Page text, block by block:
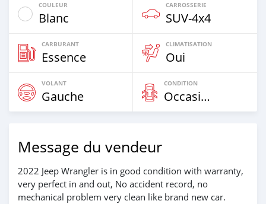
COULEUR
Blanc
CARROSSERIE
SUV‒4x4
CARBURANT
Essence
CLIMATISATION
Oui
VOLANT
Gauche
CONDITION
Occasion
Message du vendeur
2022 Jeep Wrangler is in good condition with warranty,
very perfect in and out, No accident record, no
mechanical problem very clean like brand new car.